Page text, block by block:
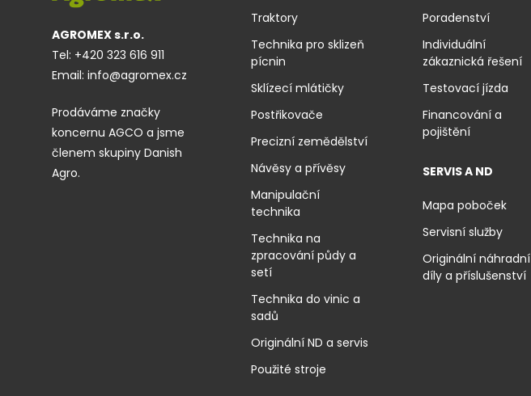
AGROMEX s.r.o.
Tel: +420 323 616 911
Email: info@agromex.cz
Prodáváme značky
koncernu AGCO a jsme
členem skupiny Danish
Agro.
Traktory
Technika pro sklizeň
pícnin
Sklízecí mlátičky
Postřikovače
Precizní zemědělství
Návěsy a přívěsy
Manipulační
technika
Technika na
zpracování půdy a
setí
Technika do vinic a
sadů
Originální ND a servis
Použité stroje
Poradenství
Individuální
zákaznická řešení
Testovací jízda
Financování a
pojištění
SERVIS A ND
Mapa poboček
Servisní služby
Originální náhradní
díly a příslušenství